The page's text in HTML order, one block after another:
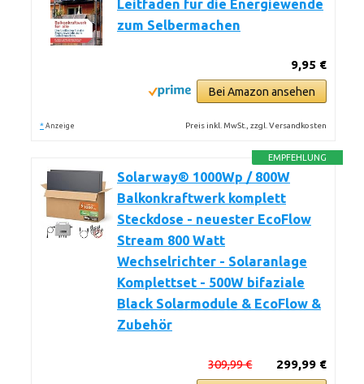
Leitfaden für die Energiewende
zum Selbermachen
9,95 €
Bei Amazon ansehen
* Anzeige Preis inkl. MwSt., zzgl. Versandkosten
EMPFEHLUNG
Solarway® 1000Wp / 800W
Balkonkraftwerk komplett
Steckdose - neuester EcoFlow
Stream 800 Watt
Wechselrichter - Solaranlage
Komplettset - 500W bifaziale
Black Solarmodule & EcoFlow &
Zubehör
299,99 €
309,99 €